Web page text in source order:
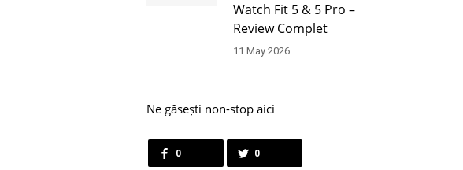
Watch Fit 5 & 5 Pro –
Review Complet
11 May 2026
Ne găsești non-stop aici
0 0